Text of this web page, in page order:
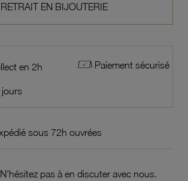
RETRAIT EN BIJOUTERIE
en 2h Paiement sécurisé
sous 72h ouvrées
pas à en discuter avec nous.